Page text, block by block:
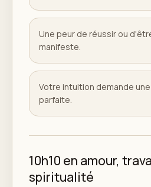
Une peur de réussir ou
manifeste.
Votre intuition demande
parfaite.
10h10 en amour,
spiritualité